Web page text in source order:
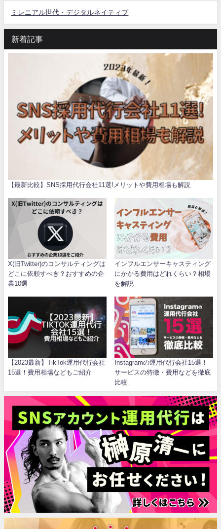
ミレニアル世代・デジタルネイティブ
新着記事
【最新比較】SNS採用代行会社11選!メリットや費用相場も解説
X(旧Twitter)のコンサルティングは
どこに依頼すべき？おすすめの企
業10選
インフルエンサーキャスティング
にかかる費用はどれくらい？相場
を解説
【2023最新】TikTok運用代行会社
15選！費用相場などもご紹介
Instagramの運用代行会社15選！
サービスの特徴・費用などを徹底
比較